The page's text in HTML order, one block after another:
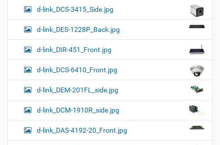
d-link_DCS-3415_Side.jpg
d-link_DES-1228P_Back.jpg
d-link_DIR-451_Front.jpg
d-link_DCS-6410_Front.jpg
d-link_DEM-201FL_side.jpg
d-link_DCM-1910R_side.jpg
d-link_DAS-4192-20_Front.jpg